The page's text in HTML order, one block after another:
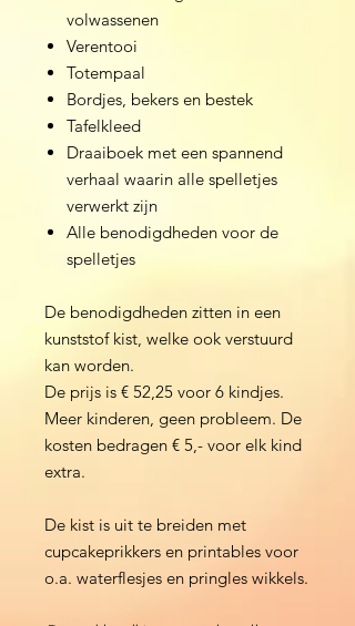
volwassenen
Verentooi
Totempaal
Bordjes, bekers en bestek
Tafelkleed
Draaiboek met een spannend
verhaal waarin alle spelletjes
verwerkt zijn
Alle benodigdheden voor de
spelletjes
De benodigdheden zitten in een
kunststof kist, welke ook verstuurd
kan worden.
De prijs is € 52,25 voor 6 kindjes.
Meer kinderen, geen probleem. De
kosten bedragen € 5,- voor elk kind
extra.
De kist is uit te breiden met
cupcakeprikkers en printables voor
o.a. waterflesjes en pringles wikkels.